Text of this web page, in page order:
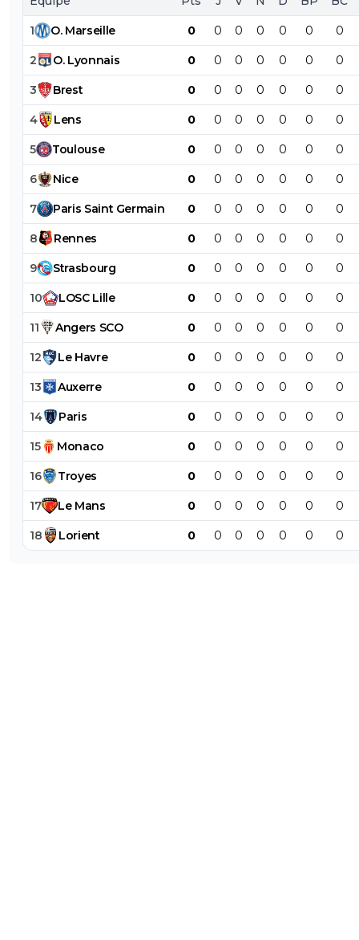
1 O. Marseille 0 0 0 0 0 0 0
2 O. Lyonnais 0 0 0 0 0 0 0
3 Brest 0 0 0 0 0 0 0
4 Lens 0 0 0 0 0 0 0
5 Toulouse 0 0 0 0 0 0 0
6 Nice 0 0 0 0 0 0 0
7 Paris Saint Germain 0 0 0 0 0 0 0
8 Rennes 0 0 0 0 0 0 0
9 Strasbourg 0 0 0 0 0 0 0
10 LOSC Lille 0 0 0 0 0 0 0
11 Angers SCO 0 0 0 0 0 0 0
12 Le Havre 0 0 0 0 0 0 0
13 Auxerre 0 0 0 0 0 0 0
14 Paris 0 0 0 0 0 0 0
15 Monaco 0 0 0 0 0 0 0
16 Troyes 0 0 0 0 0 0 0
17 Le Mans 0 0 0 0 0 0 0
18 Lorient 0 0 0 0 0 0 0